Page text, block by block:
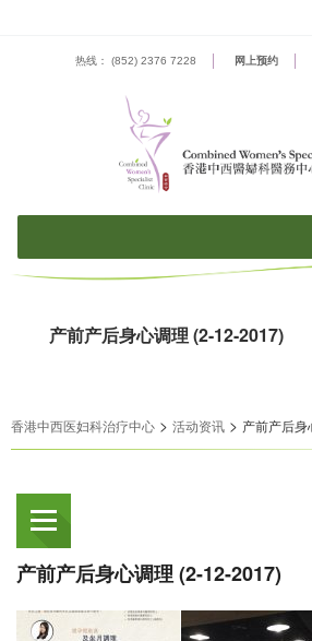
热线： (852) 2376 7228 网上预约
产前产后身心调理 (2-12-2017)
香港中西医妇科治疗中心 > 活动资​​讯 > 产前产后
产前产后身心调理 (2-12-2017)